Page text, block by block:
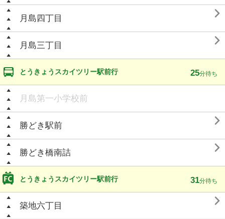
月島四丁目 
月島三丁目 
とうきょうスカイツリー駅前行 25分待ち
月島第一小学校前
勝どき駅前 
勝どき橋南詰 
とうきょうスカイツリー駅前行 31分待ち
築地六丁目 